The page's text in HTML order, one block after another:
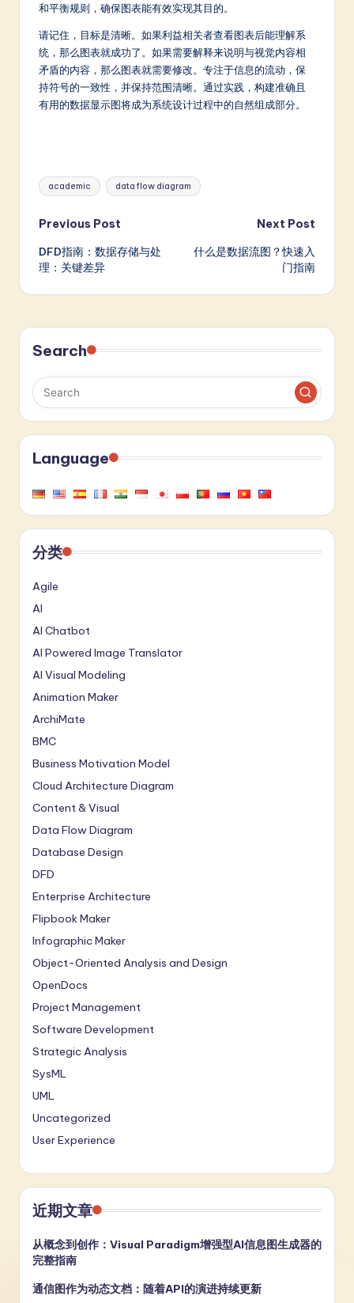
和平衡规则，确保图表能有效实现其目的。
请记住，目标是清晰。如果利益相关者查看图表后能理解系
统，那么图表就成功了。如果需要解释来说明与视觉内容相
矛盾的内容，那么图表就需要修改。专注于信息的流动，保
持符号的一致性，并保持范围清晰。通过实践，构建准确且
有用的数据显示图将成为系统设计过程中的自然组成部分。
Tags:
academic data flow diagram
Post
navigation
Previous Post
DFD指南：数据存储与处
理：关键差异
Next Post
什么是数据流图？快速入
门指南
Search
Language
分类
Agile
AI
AI Chatbot
AI Powered Image Translator
AI Visual Modeling
Animation Maker
ArchiMate
BMC
Business Motivation Model
Cloud Architecture Diagram
Content & Visual
Data Flow Diagram
Database Design
DFD
Enterprise Architecture
Flipbook Maker
Infographic Maker
Object-Oriented Analysis and Design
OpenDocs
Project Management
Software Development
Strategic Analysis
SysML
UML
Uncategorized
User Experience
近期文章
从概念到创作：Visual Paradigm增强型AI信息图生成器的
完整指南
通信图作为动态文档：随着API的演进持续更新